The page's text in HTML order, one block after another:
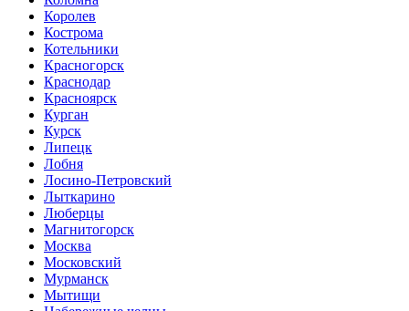
Королев
Кострома
Котельники
Красногорск
Краснодар
Красноярск
Курган
Курск
Липецк
Лобня
Лосино-Петровский
Лыткарино
Люберцы
Магнитогорск
Москва
Московский
Мурманск
Мытищи